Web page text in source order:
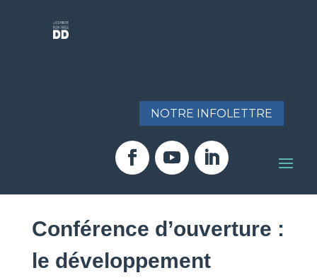
NOTRE INFOLETTRE
Conférence d’ouverture :
le développement